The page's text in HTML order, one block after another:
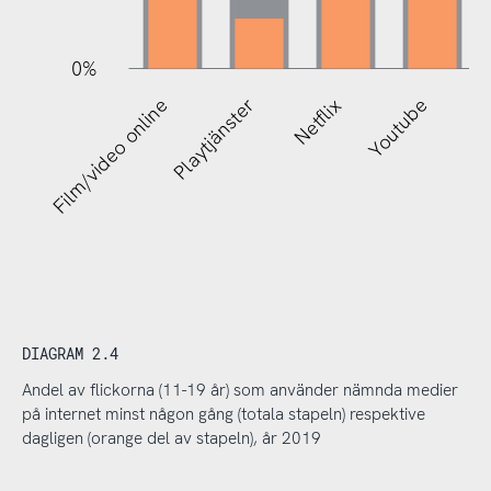
0%
Film/video onlinePlaytjänster Netflix Youtube
DIAGRAM 2.4
Andel av flickorna (11-19 år) som använder nämnda medier
på internet minst någon gång (totala stapeln) respektive
dagligen (orange del av stapeln), år 2019